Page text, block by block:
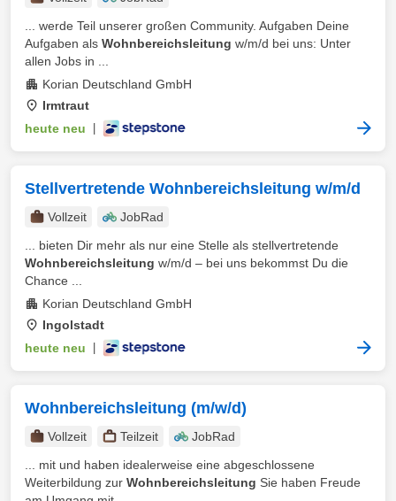
... werde Teil unserer großen Community. Aufgaben Deine
Aufgaben als Wohnbereichsleitung w/m/d bei uns: Unter
allen Jobs in ...
Korian Deutschland GmbH
Irmtraut
heute neu
Stellvertretende Wohnbereichsleitung w/m/d
Vollzeit
JobRad
... bieten Dir mehr als nur eine Stelle als stellvertretende
Wohnbereichsleitung w/m/d – bei uns bekommst Du die
Chance ...
Korian Deutschland GmbH
Ingolstadt
heute neu
Wohnbereichsleitung (m/w/d)
Vollzeit Teilzeit
JobRad
... mit und haben idealerweise eine abgeschlossene
Weiterbildung zur Wohnbereichsleitung Sie haben Freude